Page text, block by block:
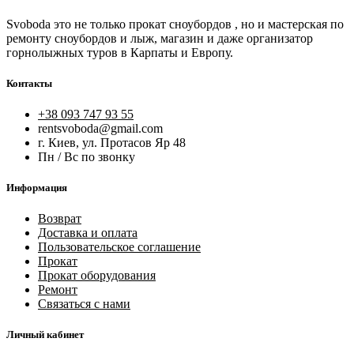
Svoboda это не только прокат сноубордов , но и мастерская по
ремонту сноубордов и лыж, магазин и даже организатор
горнолыжных туров в Карпаты и Европу.
Контакты
+38 093 747 93 55
rentsvoboda@gmail.com
г. Киев, ул. Протасов Яр 48
Пн / Вс по звонку
Информация
Возврат
Доставка и оплата
Пользовательское соглашение
Прокат
Прокат оборудования
Ремонт
Связаться с нами
Личный кабинет